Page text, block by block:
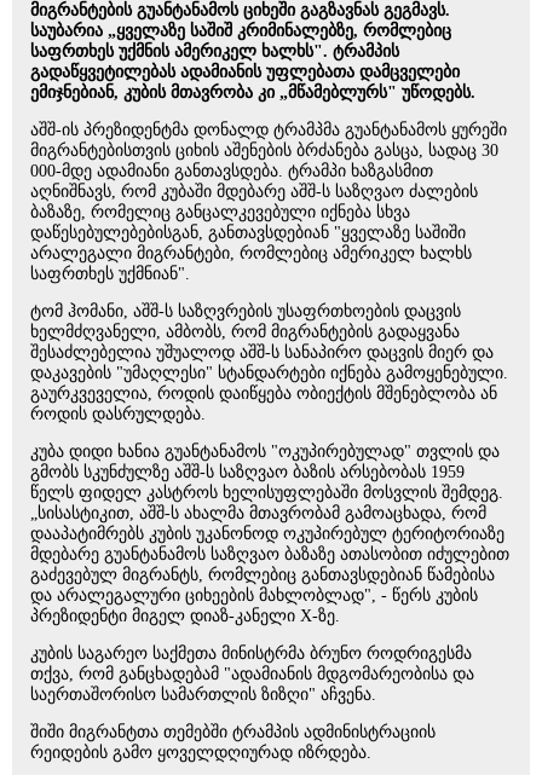
მიგრანტების გუანტანამოს ციხეში გაგზავნას გეგმავს.
საუბარია „ყველაზე საშიშ კრიმინალებზე, რომლებიც
საფრთხეს უქმნის ამერიკელ ხალხს". ტრამპის
გადაწყვეტილებას ადამიანის უფლებათა დამცველები
ემიჯნებიან, კუბის მთავრობა კი „მწამებლურს" უწოდებს.
აშშ-ის პრეზიდენტმა დონალდ ტრამპმა გუანტანამოს ყურეში
მიგრანტებისთვის ციხის აშენების ბრძანება გასცა, სადაც 30
000-მდე ადამიანი განთავსდება. ტრამპი ხაზგასმით
აღნიშნავს, რომ კუბაში მდებარე აშშ-ს საზღვაო ძალების
ბაზაზე, რომელიც განცალკევებული იქნება სხვა
დაწესებულებებისგან, განთავსდებიან "ყველაზე საშიში
არალეგალი მიგრანტები, რომლებიც ამერიკელ ხალხს
საფრთხეს უქმნიან".
ტომ ჰომანი, აშშ-ს საზღვრების უსაფრთხოების დაცვის
ხელმძღვანელი, ამბობს, რომ მიგრანტების გადაყვანა
შესაძლებელია უშუალოდ აშშ-ს სანაპირო დაცვის მიერ და
დაკავების "უმაღლესი" სტანდარტები იქნება გამოყენებული.
გაურკვეველია, როდის დაიწყება ობიექტის მშენებლობა ან
როდის დასრულდება.
კუბა დიდი ხანია გუანტანამოს "ოკუპირებულად" თვლის და
გმობს სკუნძულზე აშშ-ს საზღვაო ბაზის არსებობას 1959
წელს ფიდელ კასტროს ხელისუფლებაში მოსვლის შემდეგ.
„სისასტიკით, აშშ-ს ახალმა მთავრობამ გამოაცხადა, რომ
დააპატიმრებს კუბის უკანონოდ ოკუპირებულ ტერიტორიაზე
მდებარე გუანტანამოს საზღვაო ბაზაზე ათასობით იძულებით
გაძევებულ მიგრანტს, რომლებიც განთავსდებიან წამებისა
და არალეგალური ციხეების მახლობლად", - წერს კუბის
პრეზიდენტი მიგელ დიაზ-კანელი X-ზე.
კუბის საგარეო საქმეთა მინისტრმა ბრუნო როდრიგესმა
თქვა, რომ განცხადებამ "ადამიანის მდგომარეობისა და
საერთაშორისო სამართლის ზიზღი" აჩვენა.
შიში მიგრანტთა თემებში ტრამპის ადმინისტრაციის
რეიდების გამო ყოველდღიურად იზრდება.